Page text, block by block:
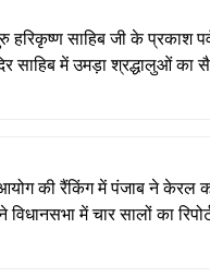
हरिकृष्ण साहिब जी के प्रकाश
साहिब में उमड़ा श्रद्धालुओं का
की रैंकिंग में पंजाब ने केरल
विधानसभा में चार सालों का